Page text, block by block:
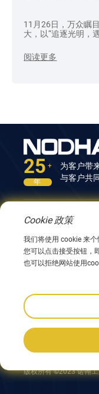
11月26日，万众瞩
大，以“追逐光明，
阅读更多
25 +
年
为客户带
与客户共
联系我们
中国江苏省无锡
0086 510 8580
跟着我们:
版权所有 ©2023 诺翰
Cookie 政策
我们将使用 cookie 来个
您可以点击接受按钮，
也可以拒绝网站使用